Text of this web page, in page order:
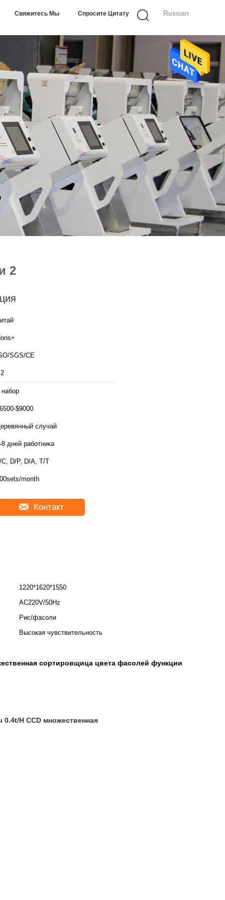
Russian
Свяжитесь Мы Спросите Цитату
2
SGS/CE
набор
$9000
случай
8 дней работника
C, D/P, D/A, T/T
month
Контакт
1220*1620*1550
AC220V/50Hz
Рис/фасоли
Высокая чувствительность
сортировщица цвета фасолей функции
H CCD множественная